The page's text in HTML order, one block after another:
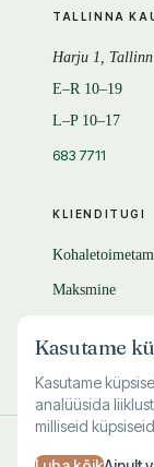
KLIENDITUGI
Maksmine
KKK
TALLINNA
Harju 1, Tallinn
E–R 10–19
L–P 10–17
683 7711
Kasutame
Kasutame
analüüsida
milliseid